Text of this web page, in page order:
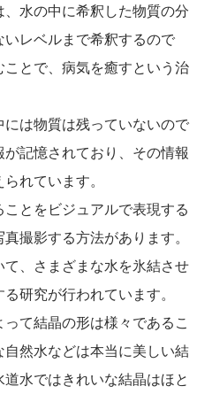
水の中に希釈した物質の分
レベルまで希釈するので
とで、病気を癒すという治
は物質は残っていないので
記憶されており、その情報
れています。
とをビジュアルで表現する
撮影する方法があります。
、さまざまな水を氷結させ
研究が行われています。
て結晶の形は様々であるこ
然水などは本当に美しい結
水ではきれいな結晶はほと